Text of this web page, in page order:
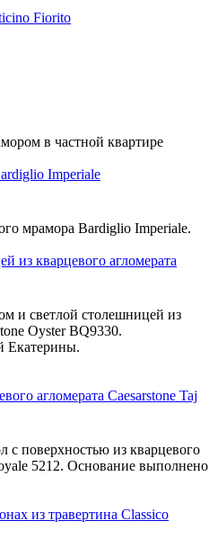
Fiorito
в частной квартире
Imperiale
мрамора Bardiglio Imperiale.
из кварцевого агломерата
и светлой столешницей из
Oyster BQ9330.
Екатерины.
агломерата Caesarstone Taj
с поверхностью из кварцевого
5212. Основание выполнено
из травертина Classico